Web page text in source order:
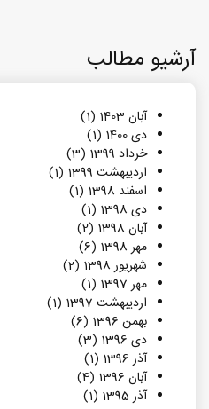
آرشیو مطالب
آبان 1403 (1)
دی 1400 (1)
خرداد 1399 (3)
اردیبهشت 1399 (1)
اسفند 1398 (1)
دی 1398 (1)
آبان 1398 (2)
مهر 1398 (6)
شهریور 1398 (2)
مهر 1397 (1)
اردیبهشت 1397 (1)
بهمن 1396 (6)
دی 1396 (3)
آذر 1396 (1)
آبان 1396 (4)
آذر 1395 (1)